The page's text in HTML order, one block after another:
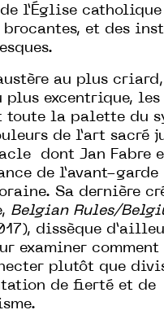
l’Église
brocantes, et des
au plus
excentrique,
toute la palette du
de l’art sacré
dont Jan Fabre
de l’avant-garde
Sa dernière
Belgian Rules/
dissèque
examiner
plutôt que
de fierté et de